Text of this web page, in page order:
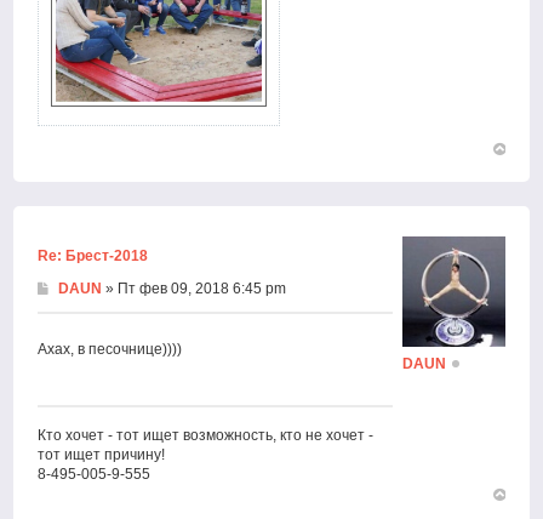
Re: Брест-2018
DAUN » Пт фев 09, 2018 6:45 pm
Ахах, в песочнице))))
Кто хочет - тот ищет возможность, кто не хочет -
тот ищет причину!
8-495-005-9-555
DAUN